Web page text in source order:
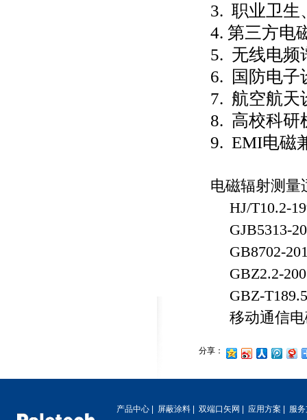
3. 职业卫生
4. 第三方电
5. 无线电频
6. 国防电子
7. 航空航天
8. 高校科研
9. EMI电磁
电磁辐射测量
HJ/T10.2-
GJB5313-
GB8702-
GBZ2.2-
GBZ-
移动通信
分享：
产品中心 屏蔽涂料 双端口矢网 应用方案 服